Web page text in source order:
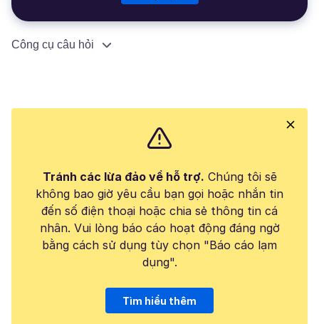
Công cụ câu hỏi
Tránh các lừa đảo về hỗ trợ. Chúng tôi sẽ
không bao giờ yêu cầu bạn gọi hoặc nhắn tin
đến số điện thoại hoặc chia sẻ thông tin cá
nhân. Vui lòng báo cáo hoạt động đáng ngờ
bằng cách sử dụng tùy chọn "Báo cáo lạm
dụng".
Tìm hiểu thêm